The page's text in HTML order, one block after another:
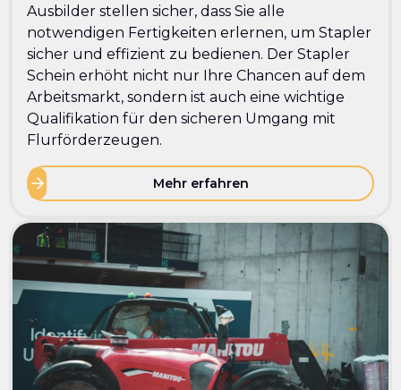
Ausbilder stellen sicher, dass Sie alle
notwendigen Fertigkeiten erlernen, um Stapler
sicher und effizient zu bedienen. Der Stapler
Schein erhöht nicht nur Ihre Chancen auf dem
Arbeitsmarkt, sondern ist auch eine wichtige
Qualifikation für den sicheren Umgang mit
Flurförderzeugen.
Mehr erfahren